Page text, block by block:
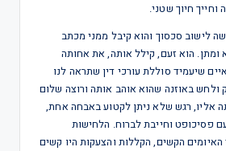
חיוך שטני.
לישוב סכסוך והוא קיבל ממני מכתב
ומתן. הוא זעם, קילל אותה, את אחותה
שיעמיד סוללת עורכי דין שתראה לנו
ולחש באוזנה שהוא אוהב אותה ורוצה שלום
אליו, רגש שלא ניתן לקטוע באבחה אחת,
פסיכופט וחייבת לברוח. הלחישות
האיומים הקשים, הקללות והצעקות היו קשים